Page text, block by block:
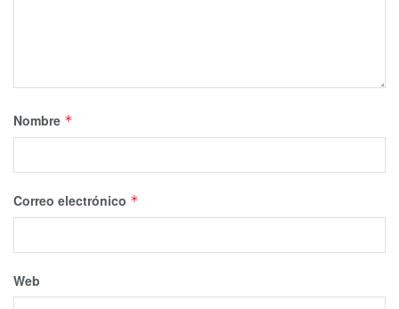
Nombre *
Correo electrónico *
Web